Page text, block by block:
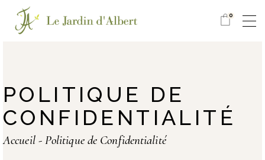
0
POLITIQUE DE
CONFIDENTIALITÉ
Accueil Politique de Confidentialité